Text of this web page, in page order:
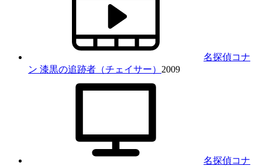
名探偵コナ
ン 漆黒の追跡者（チェイサー） 2009
名探偵コナ